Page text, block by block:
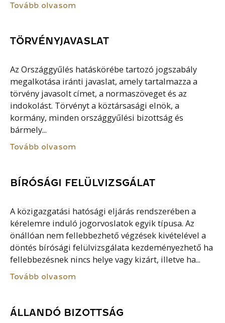
Tovább olvasom
TÖRVÉNYJAVASLAT
Az Országgyűlés hatáskörébe tartozó jogszabály
megalkotása iránti javaslat, amely tartalmazza a
törvény javasolt címet, a normaszöveget és az
indokolást. Törvényt a köztársasági elnök, a
kormány, minden országgyűlési bizottság és
bármely...
Tovább olvasom
BÍRÓSÁGI FELÜLVIZSGÁLAT
A közigazgatási hatósági eljárás rendszerében a
kérelemre induló jogorvoslatok egyik típusa. Az
önállóan nem fellebbezhető végzések kivételével a
döntés bírósági felülvizsgálata kezdeményezhető ha
fellebbezésnek nincs helye vagy kizárt, illetve ha...
Tovább olvasom
ÁLLANDÓ BIZOTTSÁG